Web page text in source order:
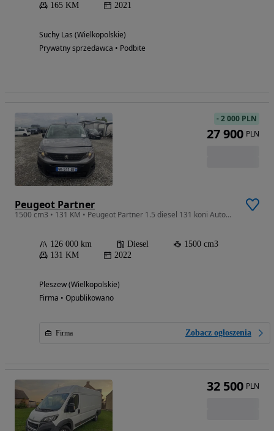
165 KM
2021
Suchy Las (Wielkopolskie)
Prywatny sprzedawca • Podbite
Peugeot Partner
1500 cm3 • 131 KM • Peugeot Partner 1.5 diesel 131 koni Automat
126 000 km Diesel
1500 cm3
131 KM
2022
Pleszew (Wielkopolskie)
Firma • Opublikowano
Firma Zobacz ogłoszenia
-2 000 PLN
27 900 PLN
32 500 PLN